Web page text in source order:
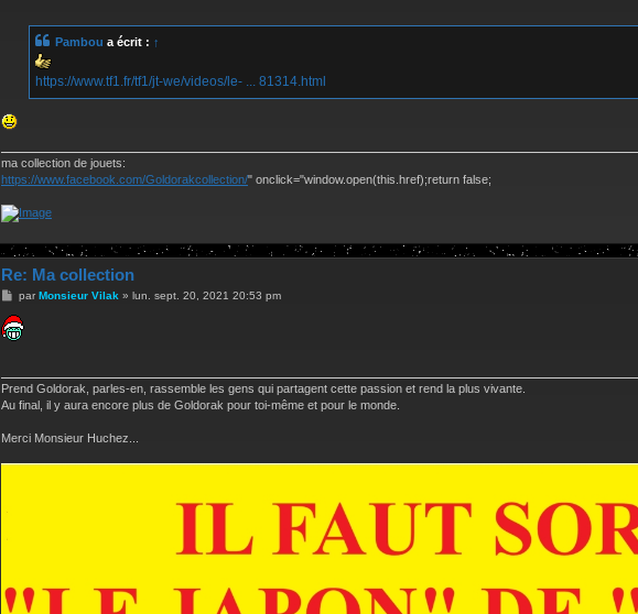
Pambou a écrit : ↑
https://www.tf1.fr/tf1/jt-we/videos/le- ... 81314.html
ma collection de jouets:
https://www.facebook.com/Goldorakcollection/" onclick="window.open(this.href);return false;
Re: Ma collection
M
s
s
par Monsieur Vilak» lun. sept. 20, 2021 20:53 pm
Prend Goldorak, parles-en, rassemble les gens qui partagent cette passion et rend la plus vivante.
Au final, il y aura encore plus de Goldorak pour toi-même et pour le monde.
Merci Monsieur Huchez...